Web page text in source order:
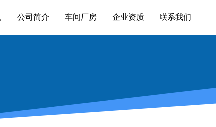
公司简介 车间厂房 企业资质 联系我们